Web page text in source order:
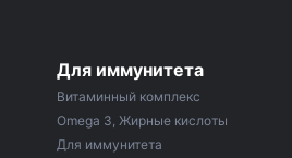
Для иммунитета
Витаминный комплекс
Omega 3, Жирные кислоты
Для иммунитета